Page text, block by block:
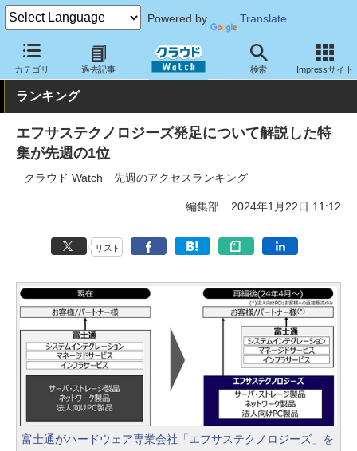
Powered by Translate
カテゴリ 過去記事 検索 Impressサイト
クラウド Watch トピック ランキング
ランキング
エフサステクノロジーズ発足について解説した特
集が先週の1位
クラウド Watch 先週のアクセスランキング
編集部 2024年1月22日 11:12
リスト
富士通がハードウェア専業会社「エフサステクノロジーズ」を